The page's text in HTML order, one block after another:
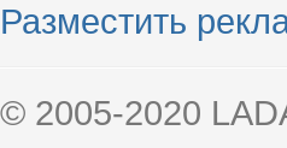
Разместить
© 2005-2020